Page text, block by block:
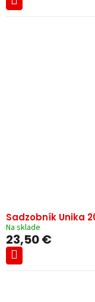
Sadzobník Unika
Na sklade
23,50 €